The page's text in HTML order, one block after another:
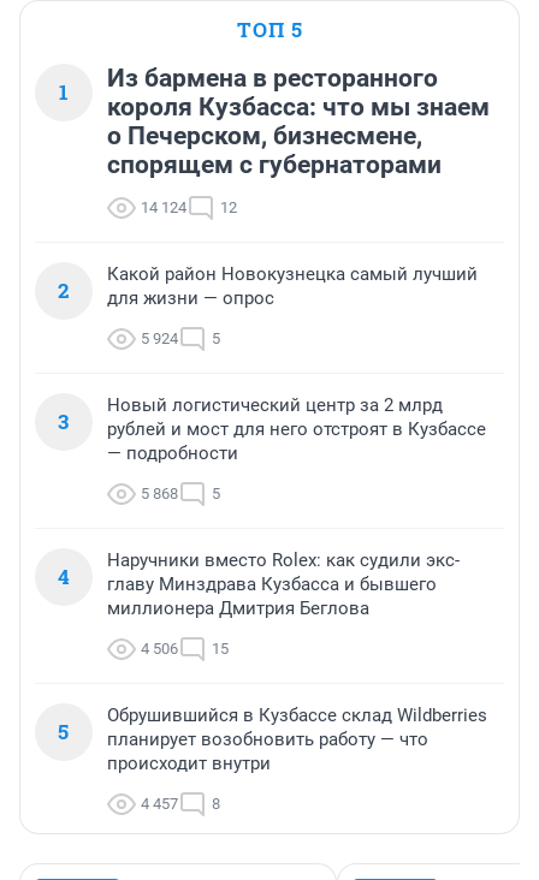
ТОП 5
1
Из бармена в ресторанного
короля Кузбасса: что мы знаем
о Печерском, бизнесмене,
спорящем с губернаторами
14 124 12
2
Какой район Новокузнецка самый лучший
для жизни — опрос
5 924 5
3
Новый логистический центр за 2 млрд
рублей и мост для него отстроят в Кузбассе
— подробности
5 868 5
4
Наручники вместо Rolex: как судили экс-
главу Минздрава Кузбасса и бывшего
миллионера Дмитрия Беглова
4 506 15
5
Обрушившийся в Кузбассе склад Wildberries
планирует возобновить работу — что
происходит внутри
4 457 8